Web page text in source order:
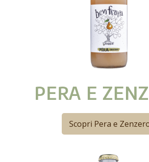
PERA E
Scopri Pera e